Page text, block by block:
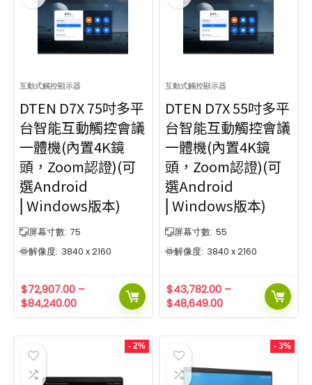
互動式觸控顯示器
DTEN D7X 75吋多平
台智能互動觸控會議
一體機(內置4K鏡
頭，Zoom認證)(可
選Android
⎜Windows版本)
屏幕寸數: 75
解像度: 3840 x 2160
$72,907.00 –
$84,240.00
互動式觸控顯示器
DTEN D7X 55吋多平
台智能互動觸控會議
一體機(內置4K鏡
頭，Zoom認證)(可
選Android
⎜Windows版本)
屏幕寸數: 55
解像度: 3840 x 2160
$43,782.00 –
$48,649.00
- 2% - 3%